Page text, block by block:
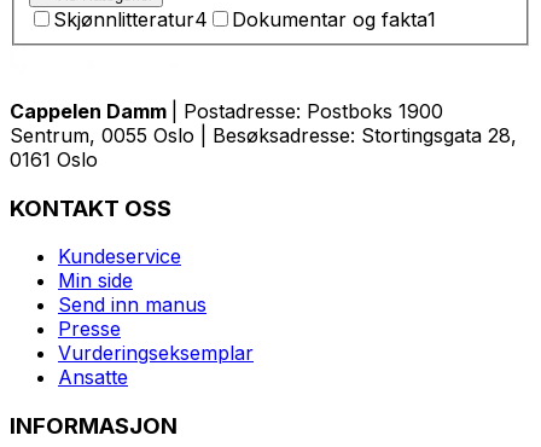
Skjønnlitteratur4 Dokumentar og fakta1
Cappelen Damm
| Postadresse: Postboks 1900
Sentrum, 0055 Oslo | Besøksadresse: Stortingsgata 28,
0161 Oslo
KONTAKT OSS
Kundeservice
Min side
Send inn manus
Presse
Vurderingseksemplar
Ansatte
INFORMASJON